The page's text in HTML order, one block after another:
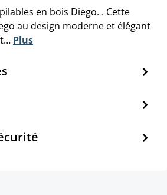
en bois Diego. . Cette
au design moderne et élégant
Plus